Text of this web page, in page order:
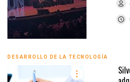
DESARROLLO DE LA TECNOLOGÍA